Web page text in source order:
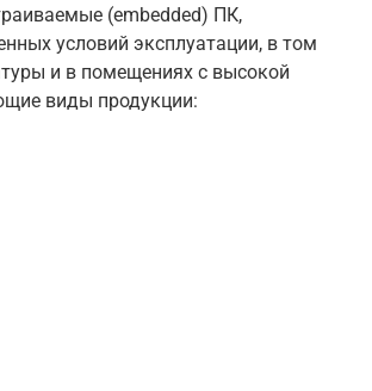
(embedded) ПК,
условий эксплуатации, в том
и в помещениях с высокой
виды продукции: